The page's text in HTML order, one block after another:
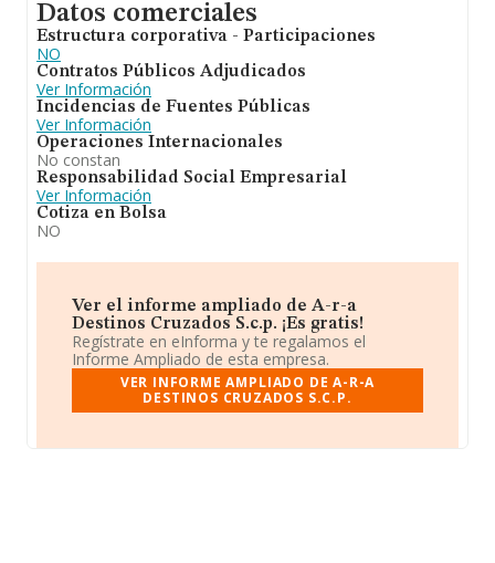
Datos comerciales
Estructura corporativa - Participaciones
NO
Contratos Públicos Adjudicados
Ver Información
Incidencias de Fuentes Públicas
Ver Información
Operaciones Internacionales
No constan
Responsabilidad Social Empresarial
Ver Información
Cotiza en Bolsa
NO
Ver el informe ampliado de A-r-a
Destinos Cruzados S.c.p. ¡Es gratis!
Regístrate en eInforma y te regalamos el
Informe Ampliado de esta empresa.
VER INFORME AMPLIADO DE A-R-A
DESTINOS CRUZADOS S.C.P.